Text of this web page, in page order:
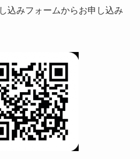
込みフォームからお申し込み